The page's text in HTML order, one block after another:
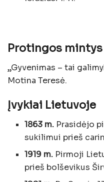
Protingos mintys
„Gyvenimas – tai
Motina Teresė.
Įvykiai Lietuvoje
1863 m. Prasidėjo
sukilimui prieš
1919 m. Pirmoji
prieš bolševikus